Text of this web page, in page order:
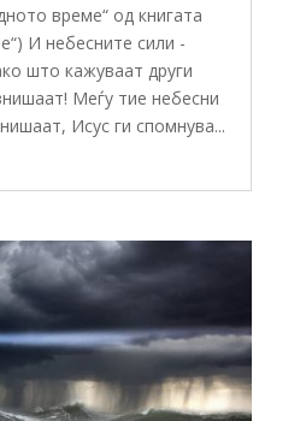
време“ од книгата
И небесните сили -
што кажуваат други
Меѓу тие небесни
Исус ги спомнува...